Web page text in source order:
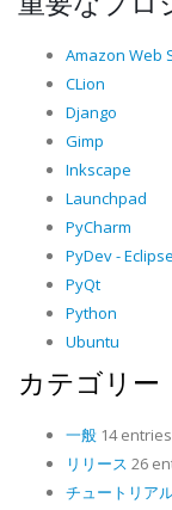
Amazon Web
CLion
Django
Gimp
Inkscape
Launchpad
PyCharm
PyDev -
PyQt
Python
Ubuntu
カテゴリー
一般 14 entries
リリース 26
チュートリア